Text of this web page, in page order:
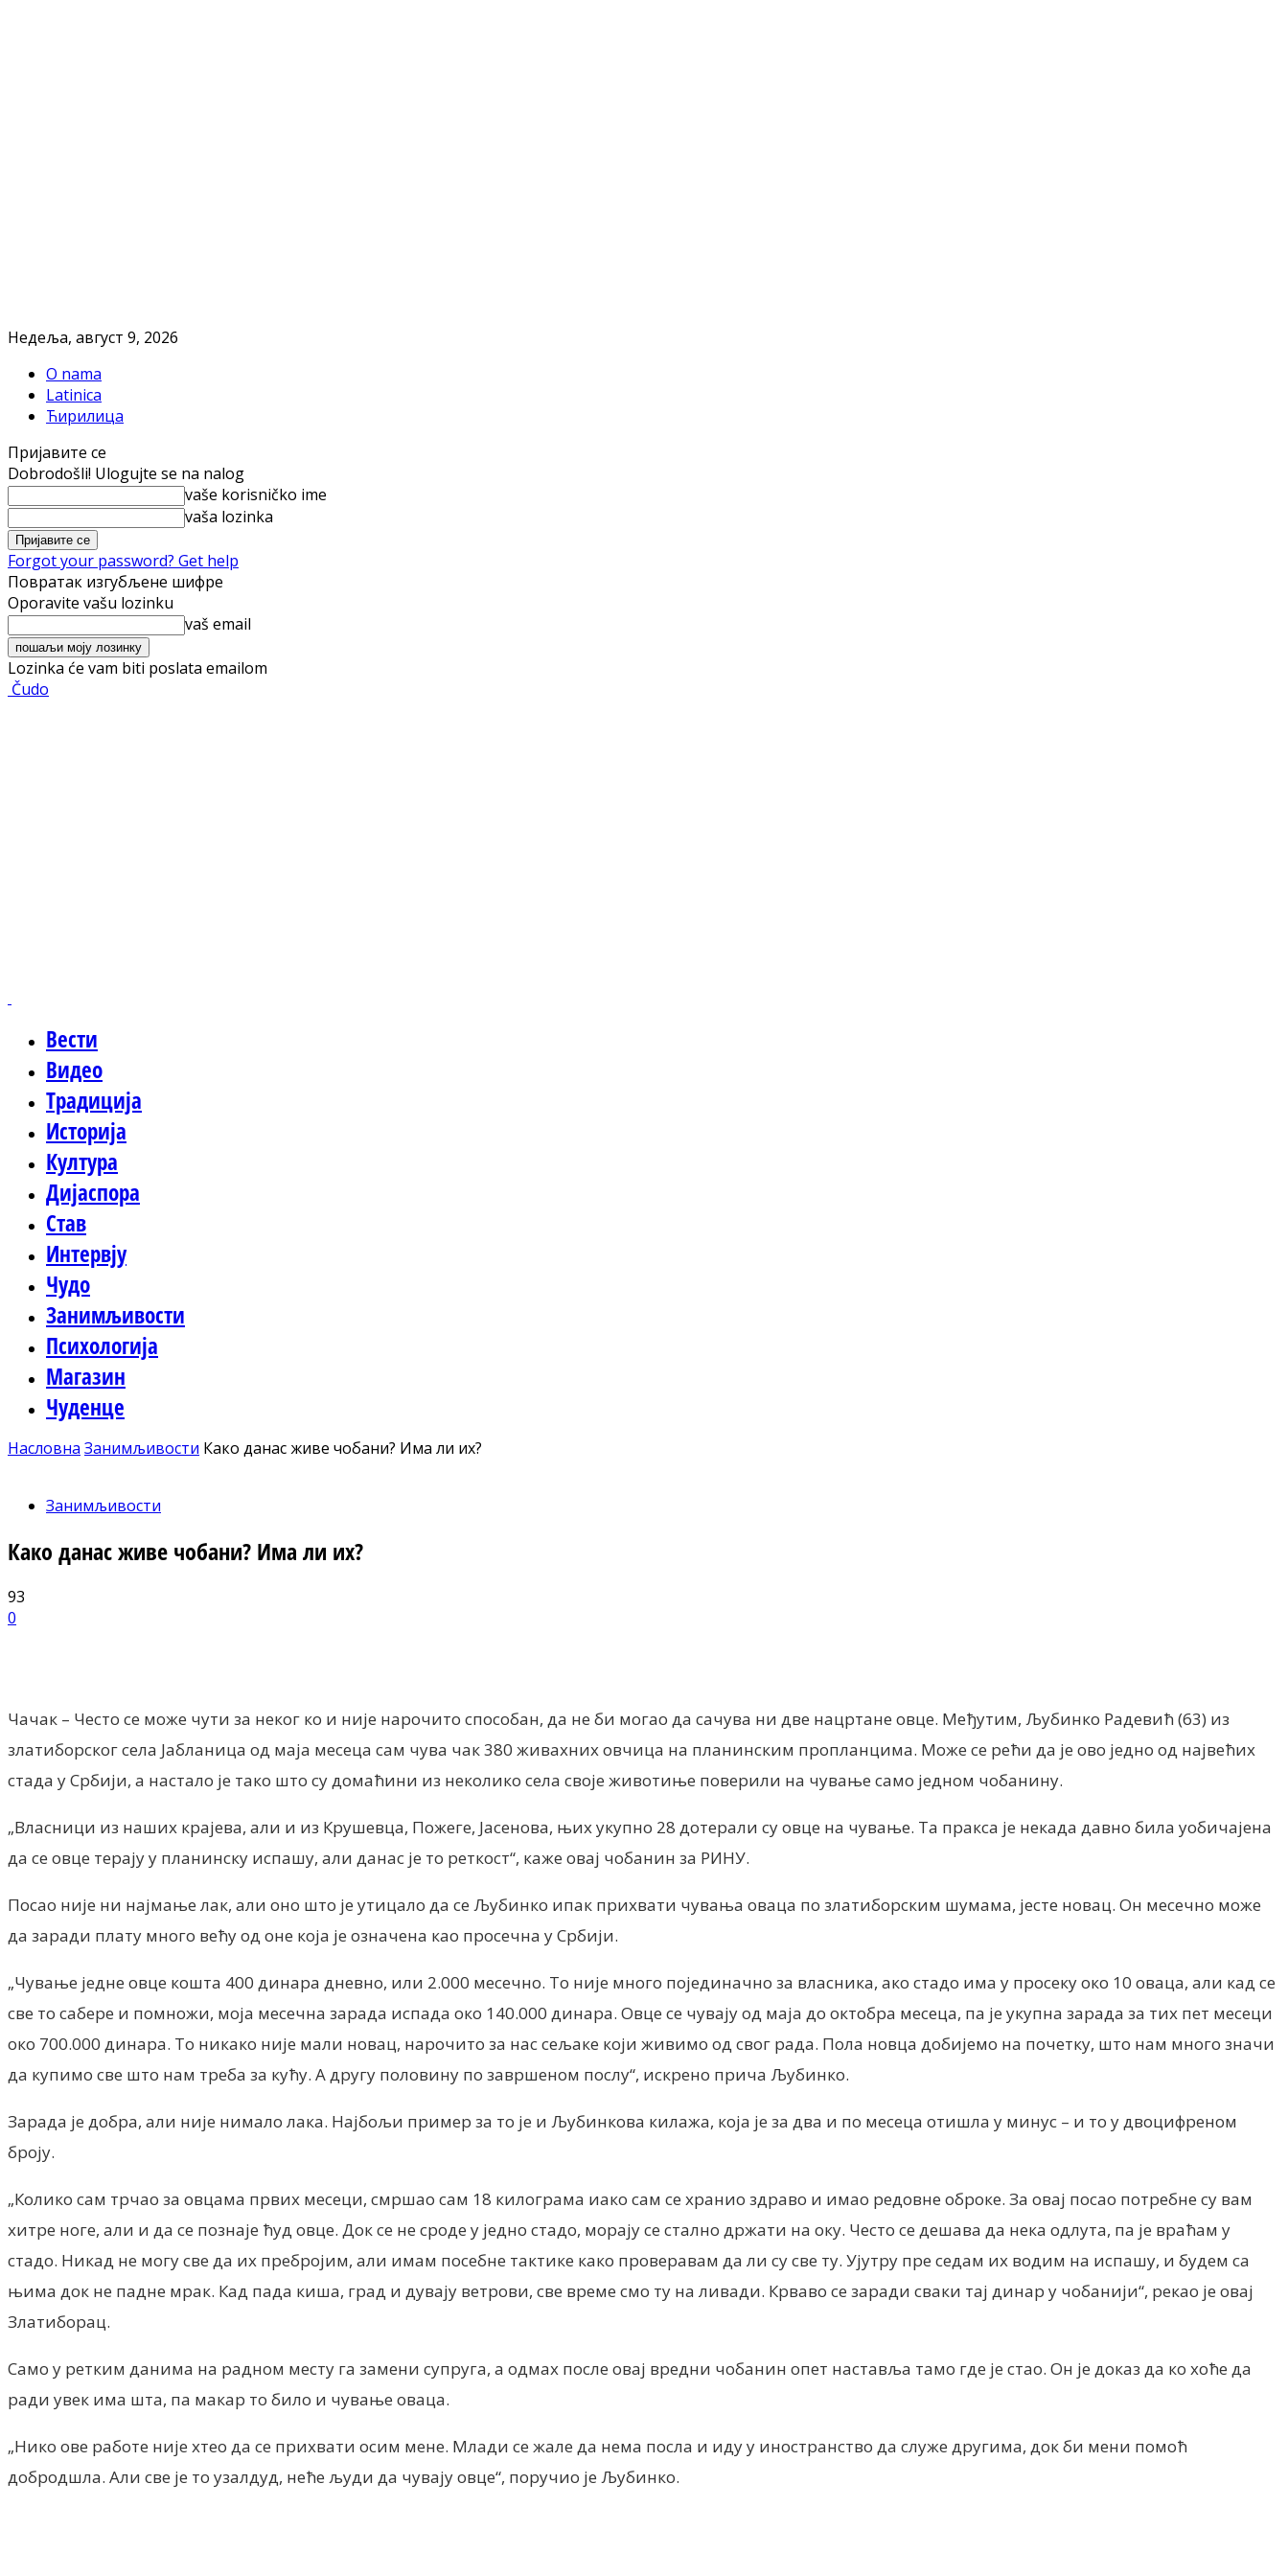
Недеља, август 9, 2026
O nama
Latinica
Ћирилица
Пријавите се
Dobrodošli! Ulogujte se na nalog
vaše korisničko ime
vaša lozinka
Forgot your password? Get help
Повратак изгубљене шифре
Oporavite vašu lozinku
vaš email
Lozinka će vam biti poslata emailom
Čudo
Вести
Видео
Традиција
Историја
Култура
Дијаспора
Став
Интервју
Чудо
Занимљивости
Психологија
Магазин
Чуденце
Насловна Занимљивости Како данас живе чобани? Има ли их?
Занимљивости
Како данас живе чобани? Има ли их?
93
0
Чачак – Често се може чути за неког ко и није нарочито способан, да не би могао да сачува ни две нацртане овце. Међутим, Љубинко Радевић (63) из
златиборског села Јабланица од маја месеца сам чува чак 380 живахних овчица на планинским пропланцима. Може се рећи да је ово једно од највећих
стада у Србији, а настало је тако што су домаћини из неколико села своје животиње поверили на чување само једном чобанину.
„Власници из наших крајева, али и из Крушевца, Пожеге, Јасенова, њих укупно 28 дотерали су овце на чување. Та пракса је некада давно била уобичајена
да се овце терају у планинску испашу, али данас је то реткост“, каже овај чобанин за РИНУ.
Посао није ни најмање лак, али оно што је утицало да се Љубинко ипак прихвати чувања оваца по златиборским шумама, јесте новац. Он месечно може
да заради плату много већу од оне која је означена као просечна у Србији.
„Чување једне овце кошта 400 динара дневно, или 2.000 месечно. То није много појединачно за власника, ако стадо има у просеку око 10 оваца, али кад се
све то сабере и помножи, моја месечна зарада испада око 140.000 динара. Овце се чувају од маја до октобра месеца, па је укупна зарада за тих пет месеци
око 700.000 динара. То никако није мали новац, нарочито за нас сељаке који живимо од свог рада. Пола новца добијемо на почетку, што нам много значи
да купимо све што нам треба за кућу. А другу половину по завршеном послу“, искрено прича Љубинко.
Зарада је добра, али није нимало лака. Најбољи пример за то је и Љубинкова килажа, која је за два и по месеца отишла у минус – и то у двоцифреном
броју.
„Колико сам трчао за овцама првих месеци, смршао сам 18 килограма иако сам се хранио здраво и имао редовне оброке. За овај посао потребне су вам
хитре ноге, али и да се познаје ћуд овце. Док се не сроде у једно стадо, морају се стално држати на оку. Често се дешава да нека одлута, па је враћам у
стадо. Никад не могу све да их пребројим, али имам посебне тактике како проверавам да ли су све ту. Ујутру пре седам их водим на испашу, и будем са
њима док не падне мрак. Кад пада киша, град и дувају ветрови, све време смо ту на ливади. Крваво се заради сваки тај динар у чобанији“, рекао је овај
Златиборац.
Само у ретким данима на радном месту га замени супруга, а одмах после овај вредни чобанин опет наставља тамо где је стао. Он је доказ да ко хоће да
ради увек има шта, па макар то било и чување оваца.
„Нико ове работе није хтео да се прихвати осим мене. Млади се жале да нема посла и иду у иностранство да служе другима, док би мени помоћ
добродшла. Али све је то узалдуд, неће људи да чувају овце“, поручио је Љубинко.